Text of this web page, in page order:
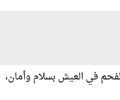
في العيش بسلام وأمان،